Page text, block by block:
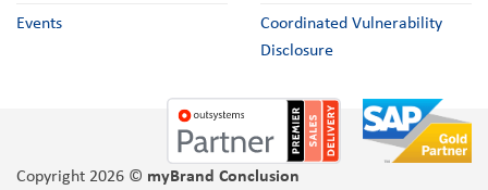
Events
Coordinated Vulnerability
Disclosure
Copyright 2026 © myBrand Conclusion